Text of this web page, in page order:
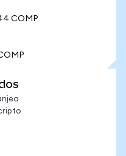
COMP